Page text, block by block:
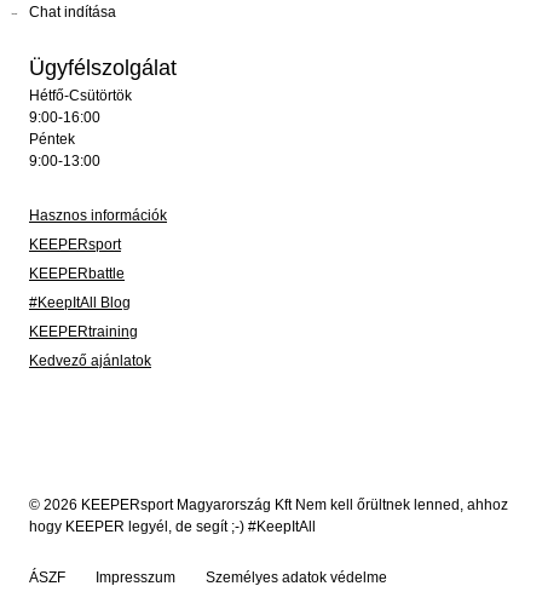
Chat indítása
Ügyfélszolgálat
Hétfő-Csütörtök
9:00-16:00
Péntek
9:00-13:00
Hasznos információk
KEEPERsport
KEEPERbattle
#KeepItAll Blog
KEEPERtraining
Kedvező ajánlatok
© 2026 KEEPERsport Magyarország Kft Nem kell őrültnek lenned, ahhoz
hogy KEEPER legyél, de segít ;-) #KeepItAll
ÁSZF Impresszum Személyes adatok védelme